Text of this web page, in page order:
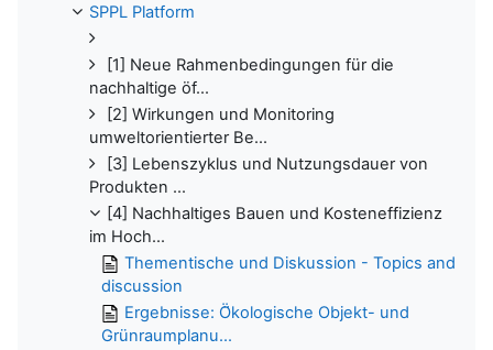
SPPL Platform
[1] Neue Rahmenbedingungen für die
nachhaltige öf...
[2] Wirkungen und Monitoring
umweltorientierter Be...
[3] Lebenszyklus und Nutzungsdauer von
Produkten ...
[4] Nachhaltiges Bauen und Kosteneffizienz
im Hoch...
Thementische und Diskussion - Topics and
discussion
Ergebnisse: Ö̈kologische Objekt- und
Grünraumplanu...